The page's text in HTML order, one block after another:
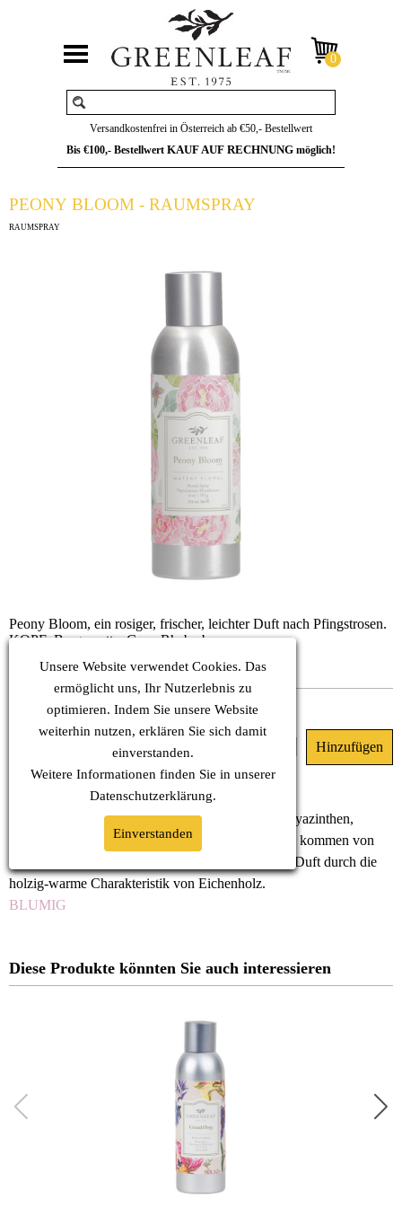
Versandkostenfrei in Österreich ab €50,- Bestellwert
Bis €100,- Bestellwert KAUF AUF RECHNUNG möglich!
PEONY BLOOM - RAUMSPRAY
RAUMSPRAY
Peony Bloom, ein rosiger, frischer, leichter Duft nach Pfingstrosen.
KOPF: Bergamotte, Gras, Rhabarber
BASIS: Eiche
Dieses Produkt ist nicht lieferbar.
(MwSt. Inkl.)
Peony Bloom hat ein dichtes Blütenbouquet aus Hyazinthen,
Päonien und roten Rosen. Leichtigkeit und Frische kommen von
Bergamotte-Öl und Grasnoten. Getragen wird der Duft durch die
holzig-warme Charakteristik von Eichenholz.
BLUMIG
Diese Produkte könnten Sie auch interessieren
Unsere Website verwendet Cookies. Das
ermöglicht uns, Ihr Nutzerlebnis zu
optimieren. Indem Sie unsere Website
weiterhin nutzen, erklären Sie sich damit
einverstanden.
Weitere Informationen finden Sie in unserer
Datenschutzerklärung.
Einverstanden